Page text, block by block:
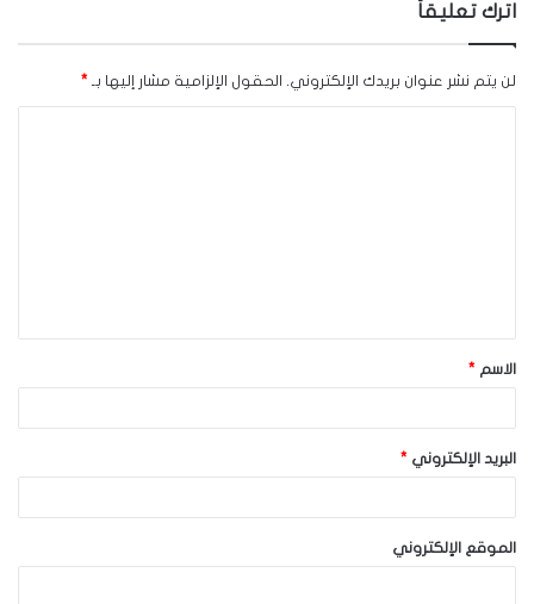
اترك تعليقاً
لن يتم نشر عنوان بريدك الإلكتروني. الحقول الإلزامية مشار إليها بـ *
ق
*الاسم *
البريد الإلكتروني *
الموقع الإلكتروني